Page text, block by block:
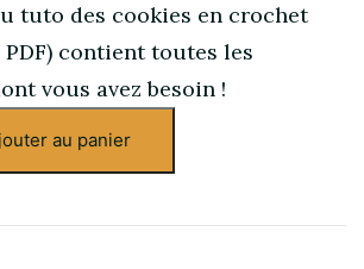
tuto des cookies en crochet
contient toutes les
vous avez besoin !
au panier